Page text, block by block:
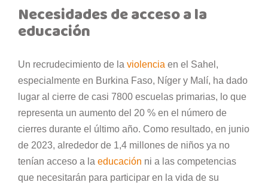
Necesidades de acceso a la
educación
Un recrudecimiento de la violencia en el Sahel,
especialmente en Burkina Faso, Níger y Malí, ha dado
lugar al cierre de casi 7800 escuelas primarias, lo que
representa un aumento del 20 % en el número de
cierres durante el último año. Como resultado, en junio
de 2023, alrededor de 1,4 millones de niños ya no
tenían acceso a la educación ni a las competencias
que necesitarán para participar en la vida de su